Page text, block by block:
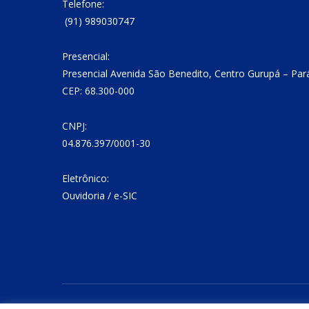
Telefone:
(91) 989030747
Presencial:
Presencial Avenida São Benedito, Centro Gurupá –
CEP: 68.300-000
CNPJ:
04.876.397/0001-30
Eletrônico:
Ouvidoria / e-SIC